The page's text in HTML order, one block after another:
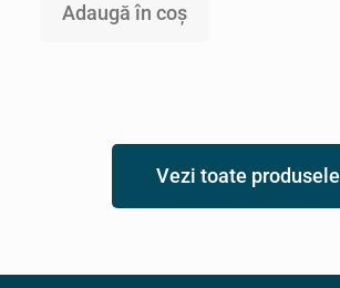
Adaugă în coș
Vezi toate produsele